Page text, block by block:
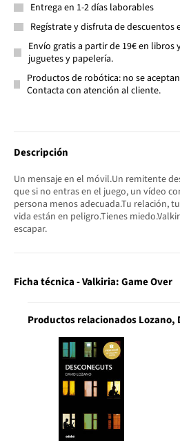
Entrega en 1-2 días laborables
Regístrate y disfruta de descuentos
Envío gratis a partir de 19€ en libros
juguetes y papelería.
Productos de robótica: no se
Contacta con atención al cliente.
Descripción
Un mensaje en el móvil.Un remitente
que si no entras en el juego, un vídeo
persona menos adecuada.Tu relación,
vida están en peligro.Tienes
escapar.
Ficha técnica - Valkiria: Game Over
Productos relacionados Lozano,